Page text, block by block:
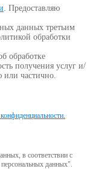
Предоставляю
данных третьим
обработки
обработке
получения услуг и/
частично.
в соответствии с
данных".